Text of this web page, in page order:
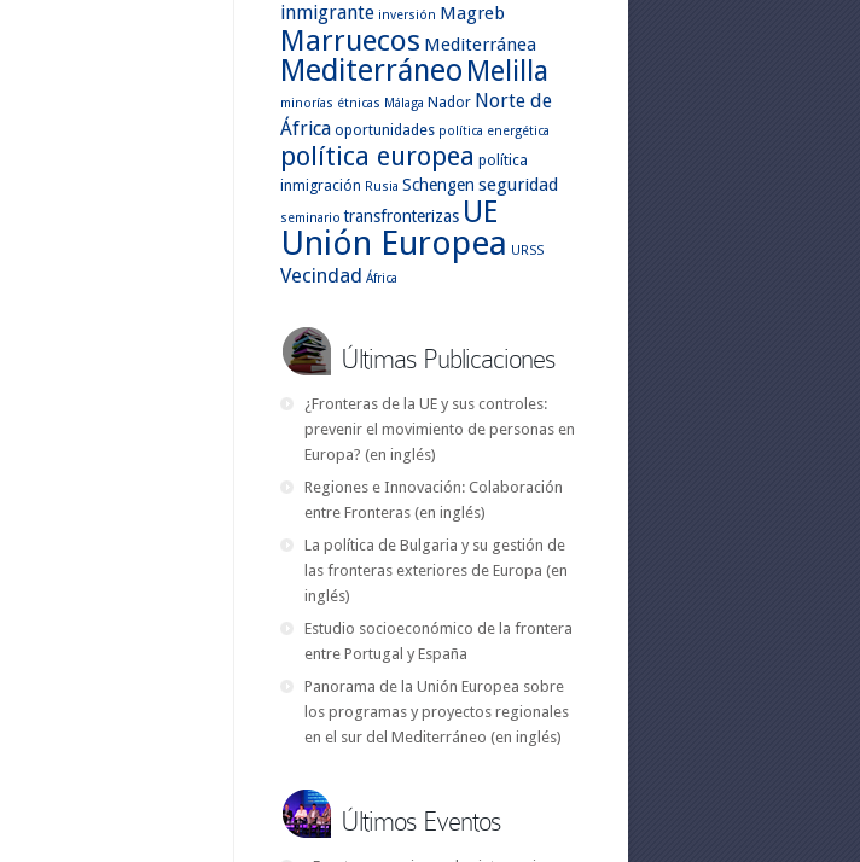
inmigrante inversión Magreb
Marruecos Mediterránea
Mediterráneo Melilla
minorías étnicas Málaga Nador Norte de
África oportunidades política energética
política europea política
inmigración Rusia Schengen seguridad
seminario transfronterizas UE
Unión Europea URSS
Vecindad África
Últimas Publicaciones
¿Fronteras de la UE y sus controles:
prevenir el movimiento de personas en
Europa? (en inglés)
Regiones e Innovación: Colaboración
entre Fronteras (en inglés)
La política de Bulgaria y su gestión de
las fronteras exteriores de Europa (en
inglés)
Estudio socioeconómico de la frontera
entre Portugal y España
Panorama de la Unión Europea sobre
los programas y proyectos regionales
en el sur del Mediterráneo (en inglés)
Últimos Eventos